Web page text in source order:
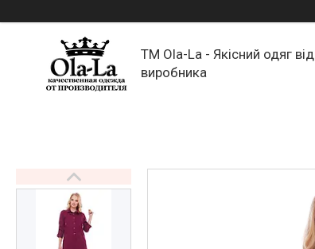
TM Ola-La - Якісний одяг від
виробника